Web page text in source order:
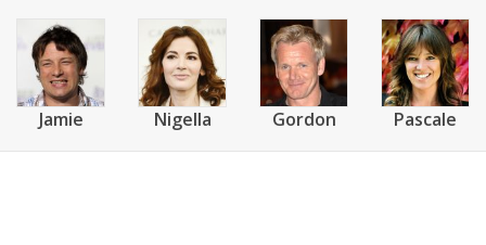
Jamie Nigella Gordon Pascale